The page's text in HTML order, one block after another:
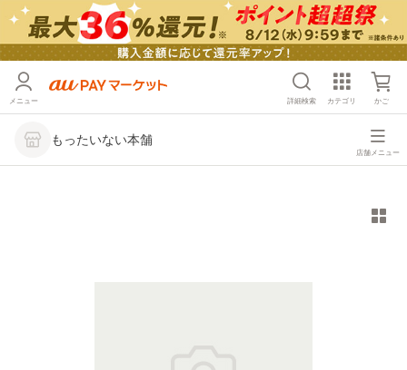
メニュー 詳細検索 カテゴリ かご
もったいない本舗
店舗メニュー